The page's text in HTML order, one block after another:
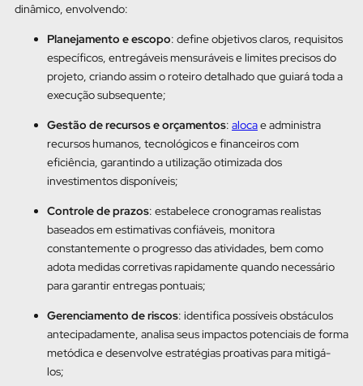
dinâmico, envolvendo:
Planejamento e escopo: define objetivos claros, requisitos
específicos, entregáveis mensuráveis e limites precisos do
projeto, criando assim o roteiro detalhado que guiará toda a
execução subsequente;
Gestão de recursos e orçamentos: alocae administra
recursos humanos, tecnológicos e financeiros com
eficiência, garantindo a utilização otimizada dos
investimentos disponíveis;
Controle de prazos: estabelece cronogramas realistas
baseados em estimativas confiáveis, monitora
constantemente o progresso das atividades, bem como
adota medidas corretivas rapidamente quando necessário
para garantir entregas pontuais;
Gerenciamento de riscos: identifica possíveis obstáculos
antecipadamente, analisa seus impactos potenciais de forma
metódica e desenvolve estratégias proativas para mitigá-
los;